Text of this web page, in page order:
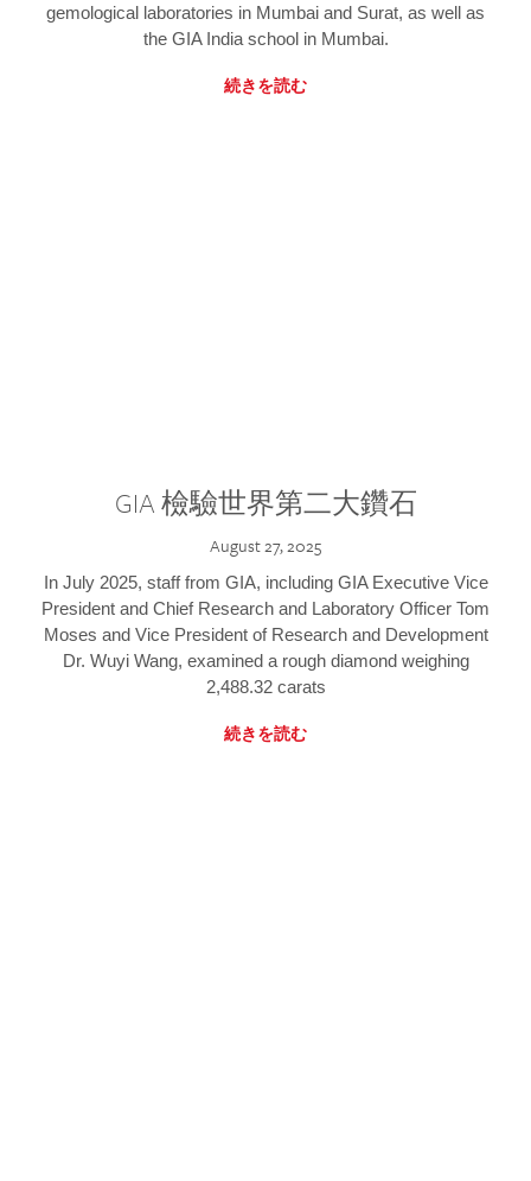
gemological laboratories in Mumbai and Surat, as well as
the GIA India school in Mumbai.
続きを読む
GIA 檢驗世界第二大鑽石
August 27, 2025
In July 2025, staff from GIA, including GIA Executive Vice
President and Chief Research and Laboratory Officer Tom
Moses and Vice President of Research and Development
Dr. Wuyi Wang, examined a rough diamond weighing
2,488.32 carats
続きを読む